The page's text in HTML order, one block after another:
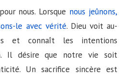
nous. Lorsque nous jeûnons,
le avec vérité. Dieu voit au-
et connaît les intentions
Il désire que notre vie soit
Un sacrifice sincère est